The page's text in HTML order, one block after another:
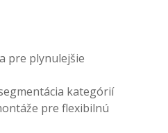
pre plynulejšie
kategórií
pre flexibilnú